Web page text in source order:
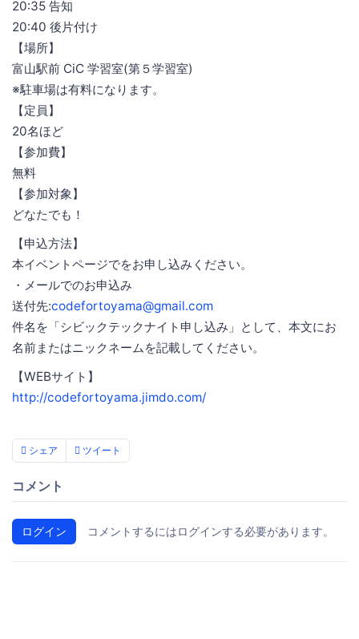
20:35 告知
20:40 後片付け
【場所】
富山駅前 CiC 学習室(第５学習室)
※駐車場は有料になります。
【定員】
20名ほど
【参加費】
無料
【参加対象】
どなたでも！
【申込方法】
本イベントページでをお申し込みください。
・メールでのお申込み
送付先:codefortoyama@gmail.com
件名を「シビックテックナイト申し込み」として、本文にお
名前またはニックネームを記載してください。
【WEBサイト】
http://codefortoyama.jimdo.com/
シェア ツイート
コメント
ログイン コメントするにはログインする必要があります。